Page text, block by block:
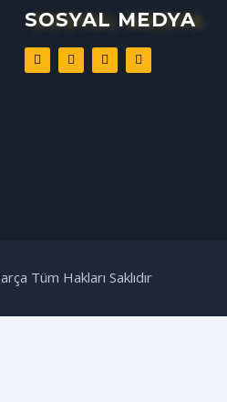
SOSYAL MEDYA
Tüm Hakları Saklıdır